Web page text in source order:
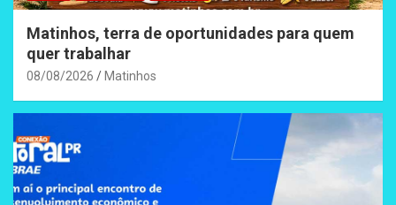
Matinhos, terra de oportunidades para quem
quer trabalhar
08/08/2026 Matinhos